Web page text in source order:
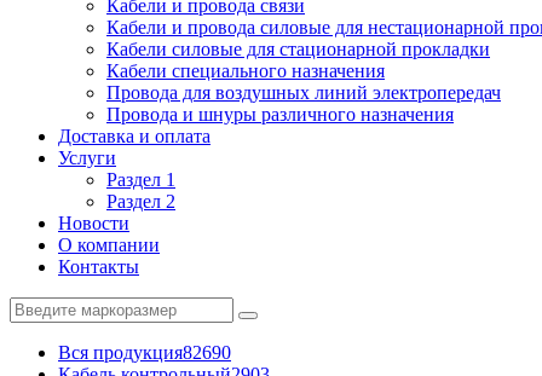
Кабели и провода связи
Кабели и провода силовые для нестационарной
Кабели силовые для стационарной прокладки
Кабели специального назначения
Провода для воздушных линий электропередач
Провода и шнуры различного назначения
Доставка и оплата
Услуги
Раздел 1
Раздел 2
Новости
О компании
Контакты
Вся продукция82690